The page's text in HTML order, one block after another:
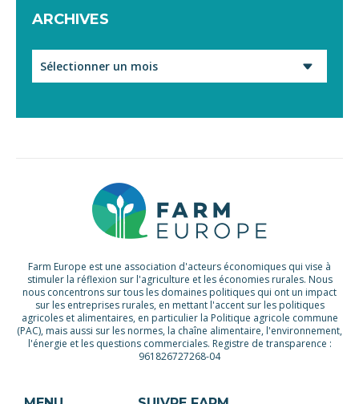
ARCHIVES
Farm Europe est une association d'acteurs économiques qui vise à
stimuler la réflexion sur l'agriculture et les économies rurales. Nous
nous concentrons sur tous les domaines politiques qui ont un impact
sur les entreprises rurales, en mettant l'accent sur les politiques
agricoles et alimentaires, en particulier la Politique agricole commune
(PAC), mais aussi sur les normes, la chaîne alimentaire, l'environnement,
l'énergie et les questions commerciales. Registre de transparence :
961826727268-04